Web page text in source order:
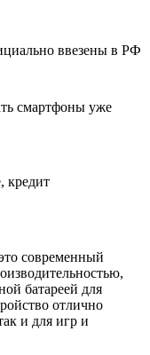
ввезены в РФ
смартфоны уже
кредит
современный
батареей для
отлично
и для игр и